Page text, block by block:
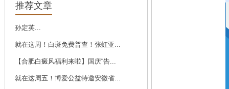
刘斌，中共党员，毕
推荐文章
孙定英...
就在这周！白斑免费普查！张虹亚...
【合肥白癜风福利来啦】国庆“告...
就在这周五！博爱公益特邀安徽省...